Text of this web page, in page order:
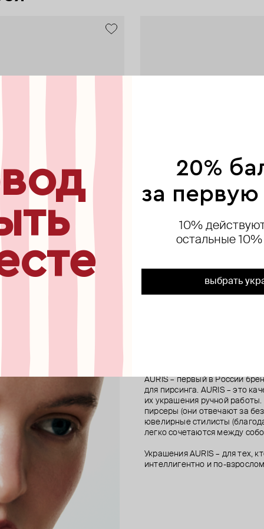
из золота diadem
топ для пирсинга из золота
vera
кликер из золота 1-chain clicker
из золота royal lily
пирсинг из золота с
battle axe из золота
топ для пирсинга из золота ohm
AURIS – первый в России
для пирсинга. AURIS – это
их украшения ручной
пирсеры (они отвечают за
ювелирные стилисты
легко сочетаются между
Украшения AURIS – для тех,
интеллигентно и по-
20%
за первую
10%
остальные
выбрать